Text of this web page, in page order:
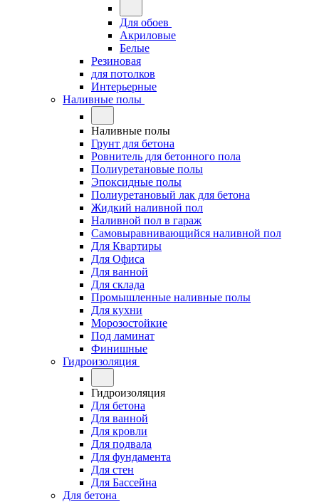
Для обоев
Акриловые
Белые
Резиновая
для потолков
Интерьерные
Наливные полы
Наливные полы
Грунт для бетона
Ровнитель для бетонного пола
Полиуретановые полы
Эпоксидные полы
Полиуретановый лак для бетона
Жидкий наливной пол
Наливной пол в гараж
Самовыравнивающийся наливной пол
Для Квартиры
Для Офиса
Для ванной
Для склада
Промышленные наливные полы
Для кухни
Морозостойкие
Под ламинат
Финишные
Гидроизоляция
Гидроизоляция
Для бетона
Для ванной
Для кровли
Для подвала
Для фундамента
Для стен
Для Бассейна
Для бетона